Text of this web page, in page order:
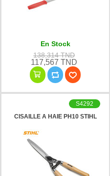
En Stock
138,314 TND
117,567 TND
CISAILLE A HAIE PH10 STIHL
S4292